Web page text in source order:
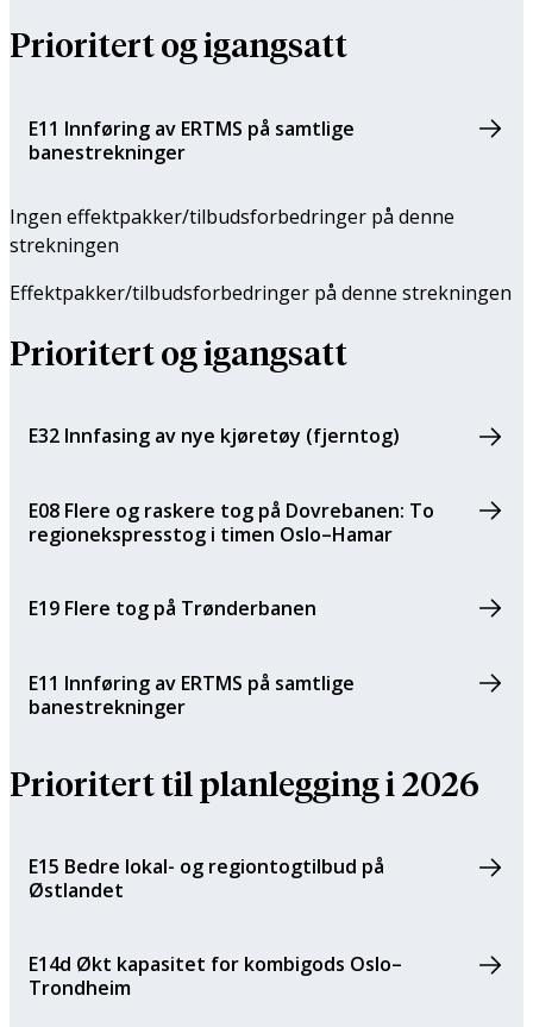
Prioritert og igangsatt
E11 Innføring av ERTMS på samtlige
banestrekninger
Ingen effektpakker/tilbuds­forbedringer på denne
strekningen
Effektpakker/tilbuds­forbedringer på denne strekningen
Prioritert og igangsatt
E32 Innfasing av nye kjøretøy (fjerntog)
E08 Flere og raskere tog på Dovrebanen: To
regionekspresstog i timen Oslo–Hamar
E19 Flere tog på Trønderbanen
E11 Innføring av ERTMS på samtlige
banestrekninger
Prioritert til planlegging i 2026
E15 Bedre lokal- og regiontogtilbud på
Østlandet
E14d Økt kapasitet for kombigods Oslo–
Trondheim